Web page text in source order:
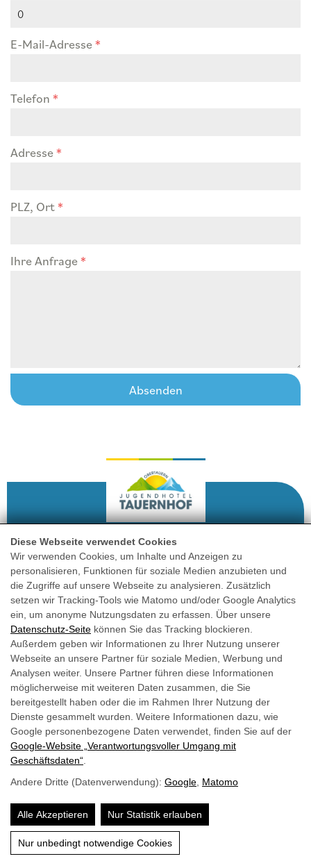
Diese Webseite verwendet Cookies
Wir verwenden Cookies, um Inhalte und Anzeigen zu
personalisieren, Funktionen für soziale Medien anzubieten und
die Zugriffe auf unsere Webseite zu analysieren. Zusätzlich
setzen wir Tracking-Tools wie Matomo und/oder Google Analytics
ein, um anonyme Nutzungsdaten zu erfassen. Über unsere
Datenschutz-Seite können Sie das Tracking blockieren.
Außerdem geben wir Informationen zu Ihrer Nutzung unserer
Webseite an unsere Partner für soziale Medien, Werbung und
Analysen weiter. Unsere Partner führen diese Informationen
möglicherweise mit weiteren Daten zusammen, die Sie
bereitgestellt haben oder die im Rahmen Ihrer Nutzung der
Dienste gesammelt wurden. Weitere Informationen dazu, wie
Google personenbezogene Daten verwendet, finden Sie auf der
Google‑Website „Verantwortungsvoller Umgang mit
Geschäftsdaten“
Andere Dritte (Datenverwendung): Google Matomo
Alle Akzeptieren Nur Statistik erlauben
Nur unbedingt notwendige Cookies
E-Mail-Adresse *
Telefon *
Adresse *
PLZ, Ort *
Ihre Anfrage *
Absenden
Familie Kirchner
Tauernhofstraße 3, A-5562
Obertauern
Tel.+43 6456 7259
E-Mail senden
Impressum
&
Barrierefreiheit
Website by: